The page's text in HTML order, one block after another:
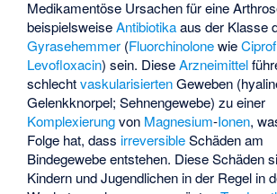
Medikamentöse Ursachen für eine
beispielsweiseAntibiotikaaus der Klasse
Gyrasehemmer (Fluorchinolonewie
Levofloxacin) sein. DieseArzneimittel
schlechtvaskularisiertenGeweben
Gelenkknorpel; Sehnengewebe) zu einer
Komplexierungvon Magnesium-Ionen,
Folge hat, dass irreversibleSchäden am
Bindegewebe entstehen. Diese Schäden
Kindern und Jugendlichen in der Regel in